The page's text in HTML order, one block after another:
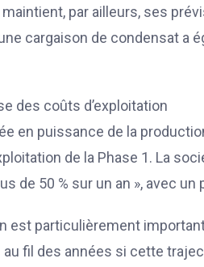
par ailleurs, ses
cargaison de condensat
des coûts d’exploitation
en puissance de la
de la Phase 1. La
de 50 % sur un an », avec
est particulièrement
fil des années si cette